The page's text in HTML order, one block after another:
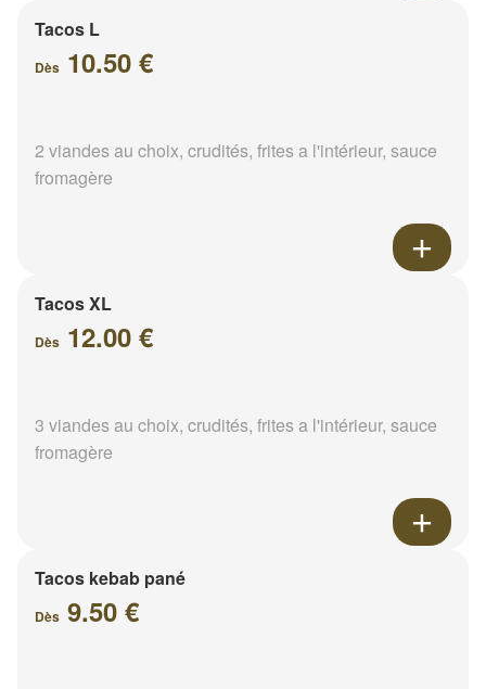
Tacos L
Dès 10.50 €
2 viandes au choix, crudités, frites a l'intérieur, sauce
fromagère
Tacos XL
Dès 12.00 €
3 viandes au choix, crudités, frites a l'intérieur, sauce
fromagère
Tacos kebab pané
Dès 9.50 €